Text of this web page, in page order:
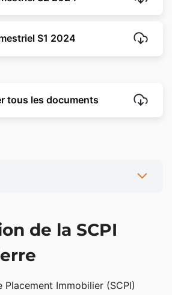
S1 2024
tous les documents
de Elysées Pierre
de la SCPI
Placement Immobilier (SCPI)